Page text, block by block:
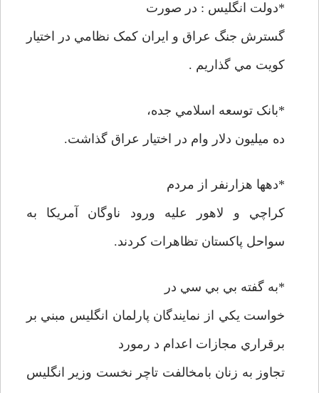
*دولت انگليس : در صورت
گسترش جنگ عراق و ايران کمک نظامي در اختيار
کويت مي گذاريم .
*بانک توسعه اسلامي جده،
ده ميليون دلار وام در اختيار عراق گذاشت.
*دهها هزارنفر از مردم
کراچي و لاهور عليه ورود ناوگان آمريکا به
سواحل پاکستان تظاهرات کردند.
*به گفته بي بي سي در
خواست يکي از نمايندگان پارلمان انگليس مبني بر
برقراري مجازات اعدام د رمورد
تجاوز به زنان بامخالفت تاچر نخست وزير انگليس